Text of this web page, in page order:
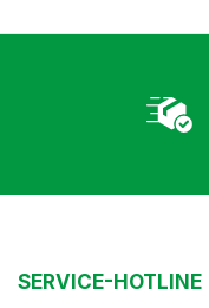
SERVICE-HOTLINE